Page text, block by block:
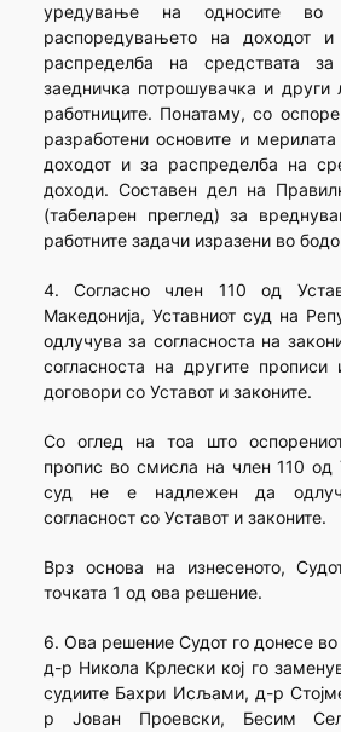
уредување на односите во
распоредувањето на доходот
распределба на средствата
заедничка потрошувачка и
работниците. Понатаму, со
разработени основите и
доходот и за распределба на
доходи. Составен дел на
(табеларен преглед) за
работните задачи изразени во
4. Согласно член 110 од
Македонија, Уставниот суд на
одлучува за согласноста на
согласноста на другите прописи
договори со Уставот и законите.
Со оглед на тоа што
пропис во смисла на член 110 од
суд не е надлежен да
согласност со Уставот и законите.
Врз основа на изнесеното,
точката 1 од ова решение.
6. Ова решение Судот го донесе во
д-р Никола Крлески кој го
судиите Бахри Исљами, д-р
р Јован Проевски, Бесим